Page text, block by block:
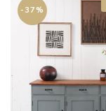
-37%